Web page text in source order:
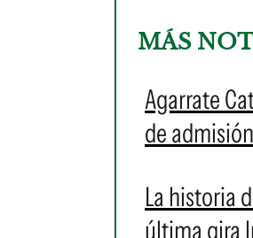
MÁS
Agarrate
de
La historia
última gira